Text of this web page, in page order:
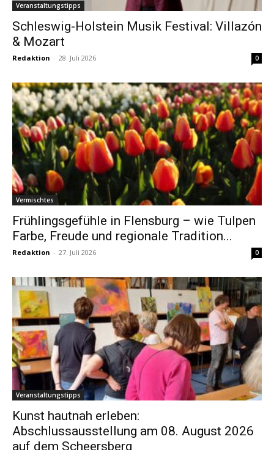
Veranstaltungstipps
Schleswig-Holstein Musik Festival: Villazón
& Mozart
Redaktion - 28. Juli 2026 0
Vermischtes
Frühlingsgefühle in Flensburg – wie Tulpen
Farbe, Freude und regionale Tradition...
Redaktion - 27. Juli 2026 0
Veranstaltungstipps
Kunst hautnah erleben:
Abschlussausstellung am 08. August 2026
auf dem Scheersberg